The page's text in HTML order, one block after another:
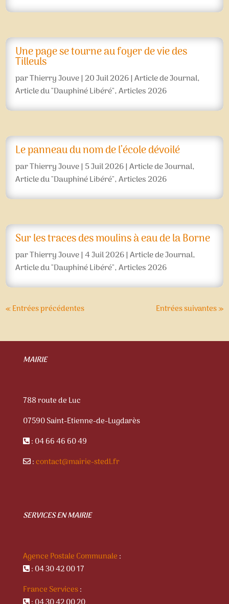
Une page se tourne au foyer de vie des
Tilleuls
parThierry Jouve|20 Juil 2026|Article de Journal,
Article du "Dauphiné Libéré",Articles 2026
Le panneau du nom de l’école dévoilé
parThierry Jouve| 5 Juil 2026|Article de Journal,
Article du "Dauphiné Libéré",Articles 2026
Sur les traces des moulins à eau de la Borne
parThierry Jouve|4 Juil 2026|Article de Journal,
Article du "Dauphiné Libéré",Articles 2026
« Entrées précédentes Entrées suivantes »
MAIRIE
788 route de Luc
07590 Saint-Etienne-de-Lugdarès
: 04 66 46 60 49
:contact@mairie-stedl.fr
SERVICES EN MAIRIE
Agence Postale Communale :
: 04 30 42 00 17
France Services: